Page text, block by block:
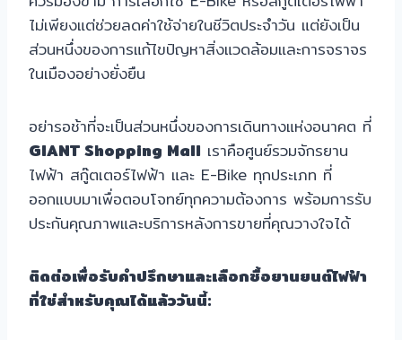
ไม่เพียงแต่ช่วยลดค่าใช้จ่ายในชีวิตประจำวัน แต่ยังเป็น
ส่วนหนึ่งของการแก้ไขปัญหาสิ่งแวดล้อมและการจราจร
ในเมืองอย่างยั่งยืน
อย่ารอช้าที่จะเป็นส่วนหนึ่งของการเดินทางแห่งอนาคต ที่
GIANT Shopping Mall เราคือศูนย์รวมจักรยาน
ไฟฟ้า สกู๊ตเตอร์ไฟฟ้า และ E-Bike ทุกประเภท ที่
ออกแบบมาเพื่อตอบโจทย์ทุกความต้องการ พร้อมการรับ
ประกันคุณภาพและบริการหลังการขายที่คุณวางใจได้
ติดต่อเพื่อรับคำปรึกษาและเลือกซื้อยานยนต์ไฟฟ้า
ที่ใช่สำหรับคุณได้แล้ววันนี้: